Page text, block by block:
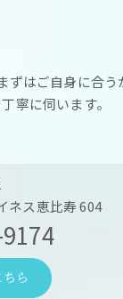
はご自身に合
寧に伺います。
ネス恵比寿 604
ら